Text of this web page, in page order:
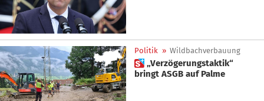
Politik » Wildbachverbauung
 „Verzögerungstaktik“
bringt ASGB auf Palme